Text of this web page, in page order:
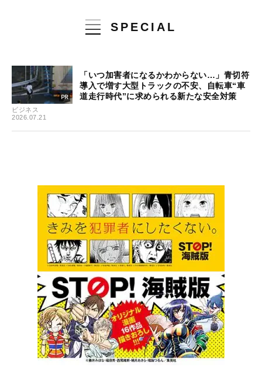
SPECIAL
ビジネス
2026.07.21
「いつ加害者になるかわからない…」青切符
導入で増す大型トラックの不安、自転車“車
道走行時代”に求められる新たな安全対策